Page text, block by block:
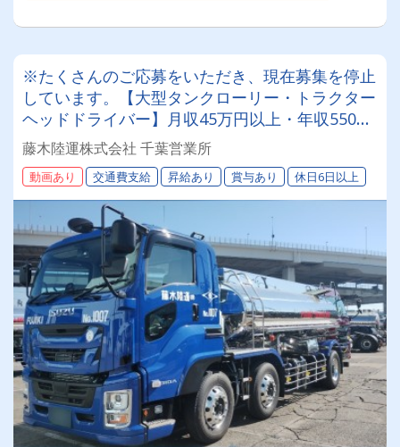
※たくさんのご応募をいただき、現在募集を停止
しています。【大型タンクローリー・トラクター
ヘッドドライバー】月収45万円以上・年収550万
円以上 + 賞与90万円以上も可能！！定着率が高
いので、求人は滅多に出しません。次なる可能
性、新たな風を求めて新規募集を決意しました！
当社でドライバーとしての人生を全うしません
か？！
藤木陸運株式会社 千葉営業所
動画あり 交通費支給 昇給あり 賞与あり 休日6日以上